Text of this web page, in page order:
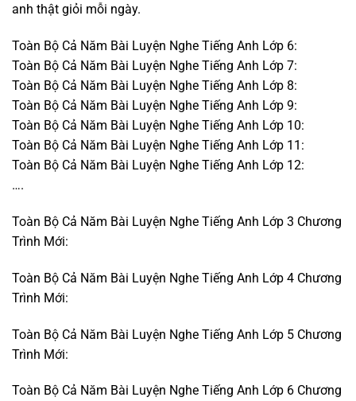
anh thật giỏi mỗi ngày.
Toàn Bộ Cả Năm Bài Luyện Nghe Tiếng Anh Lớp 6:
Toàn Bộ Cả Năm Bài Luyện Nghe Tiếng Anh Lớp 7:
Toàn Bộ Cả Năm Bài Luyện Nghe Tiếng Anh Lớp 8:
Toàn Bộ Cả Năm Bài Luyện Nghe Tiếng Anh Lớp 9:
Toàn Bộ Cả Năm Bài Luyện Nghe Tiếng Anh Lớp 10:
Toàn Bộ Cả Năm Bài Luyện Nghe Tiếng Anh Lớp 11:
Toàn Bộ Cả Năm Bài Luyện Nghe Tiếng Anh Lớp 12:
….
Toàn Bộ Cả Năm Bài Luyện Nghe Tiếng Anh Lớp 3 Chương
Trình Mới:
Toàn Bộ Cả Năm Bài Luyện Nghe Tiếng Anh Lớp 4 Chương
Trình Mới:
Toàn Bộ Cả Năm Bài Luyện Nghe Tiếng Anh Lớp 5 Chương
Trình Mới:
Toàn Bộ Cả Năm Bài Luyện Nghe Tiếng Anh Lớp 6 Chương